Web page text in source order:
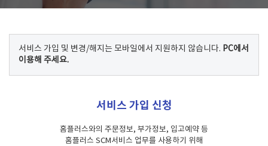
서비스 가입 및 변경/해지는 모바일에서 지원하지 않습니다. PC에서
이용해 주세요.
서비스 가입 신청
홈플러스와의 주문정보, 부가정보, 입고예약 등
홈플러스 SCM서비스 업무를 사용하기 위해